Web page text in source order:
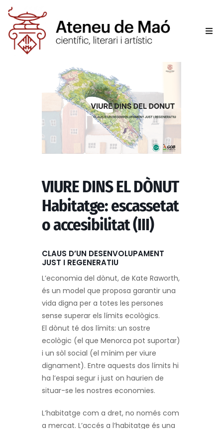
VIURE DINS EL DÒNUT
Habitatge: escassetat
o accesibilitat (III)
CLAUS D’UN DESENVOLUPAMENT
JUST I REGENERATIU
L’economia del dònut, de Kate Raworth,
és un model que proposa garantir una
vida digna per a totes les persones
sense superar els límits ecològics.
El dònut té dos límits: un sostre
ecològic (el que Menorca pot suportar)
i un sòl social (el mínim per viure
dignament). Entre aquests dos límits hi
ha l’espai segur i just on haurien de
situar-se les nostres economies.
L’habitatge com a dret, no només com
a mercat. L’accés a l’habitatge és una